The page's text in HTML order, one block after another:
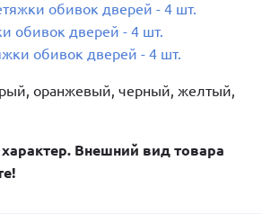
обивок дверей - 4 шт.
обивок дверей - 4 шт.
обивок дверей - 4 шт.
оранжевый, черный, желтый,
Внешний вид товара